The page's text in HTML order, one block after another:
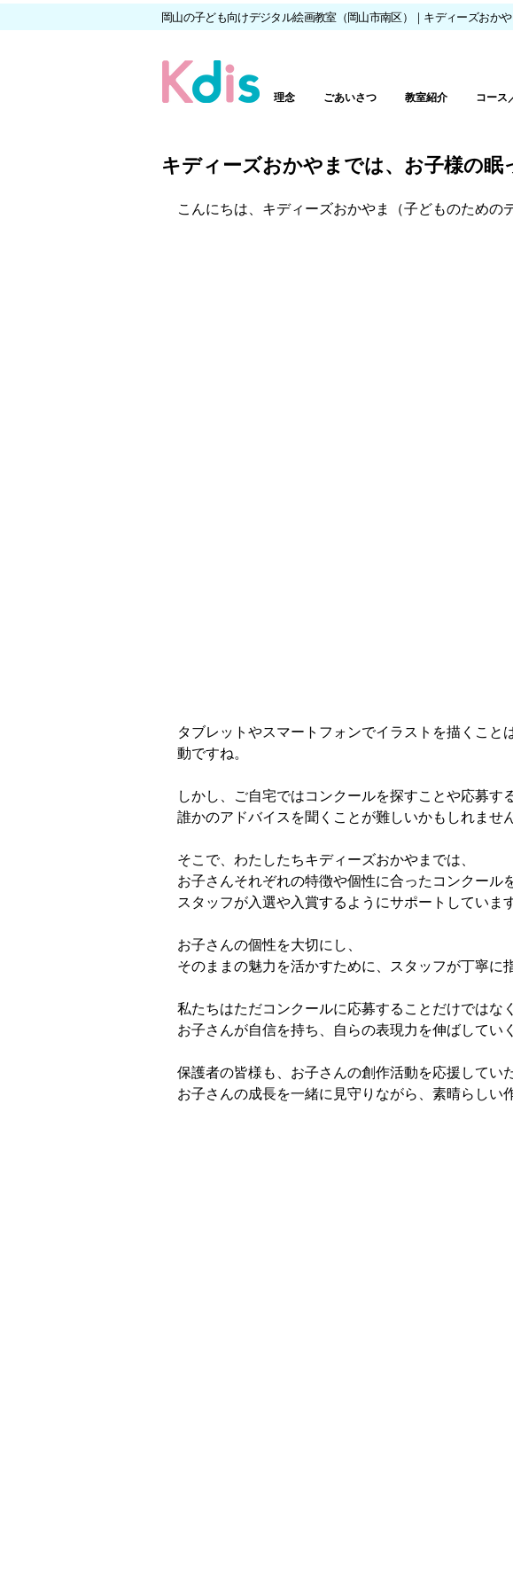
岡山の子ども向けデジタル絵画教室（岡山市南区）｜キディーズおかや
理念 ごあいさつ 教室紹介 コース
キディーズおかやまでは、お子様の眠
こんにちは、キディーズおかやま（子どものための
タブレットやスマートフォンでイラストを描くこと
動ですね。
しかし、ご自宅ではコンクールを探すことや応募す
誰かのアドバイスを聞くことが難しいかもしれません
そこで、わたしたちキディーズおかやまでは、
お子さんそれぞれの特徴や個性に合ったコンクール
スタッフが入選や入賞するようにサポートしています
お子さんの個性を大切にし、
そのままの魅力を活かすために、スタッフが丁寧に
私たちはただコンクールに応募することだけではなく
お子さんが自信を持ち、自らの表現力を伸ばしてい
保護者の皆様も、お子さんの創作活動を応援してい
お子さんの成長を一緒に見守りながら、素晴らしい